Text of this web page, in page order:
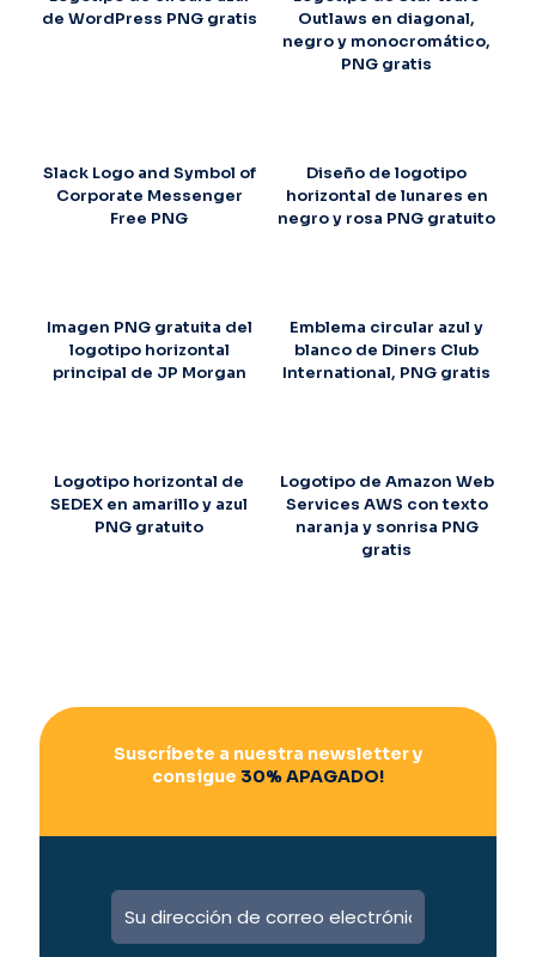
de WordPress PNG gratis
Outlaws en diagonal,
negro y monocromático,
PNG gratis
Slack Logo and Symbol of
Corporate Messenger
Free PNG
Diseño de logotipo
horizontal de lunares en
negro y rosa PNG gratuito
Imagen PNG gratuita del
logotipo horizontal
principal de JP Morgan
Emblema circular azul y
blanco de Diners Club
International, PNG gratis
Logotipo horizontal de
SEDEX en amarillo y azul
PNG gratuito
Logotipo de Amazon Web
Services AWS con texto
naranja y sonrisa PNG
gratis
Suscríbete a nuestra newsletter y
consigue 30% APAGADO!